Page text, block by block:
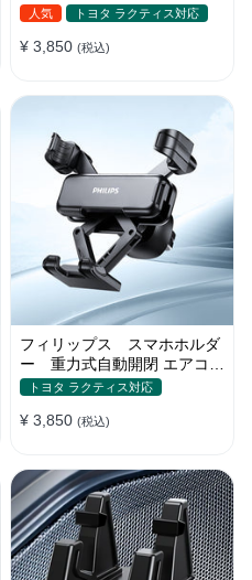
ン吹き出し口/ 吸盤タイプ 女
人気 トヨタ ラクティス対応
¥ 3,850 (税込)
フィリップス スマホホルダ
ー 重力式自動開閉 エアコン
吹き出し口用 クリップ式 車
トヨタ ラクティス対応
¥ 3,850 (税込)